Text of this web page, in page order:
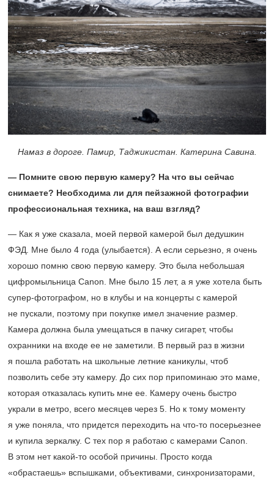
Намаз в дороге. Памир, Таджикистан. Катерина Савина.
— Помните свою первую камеру? На что вы сейчас
снимаете? Необходима ли для пейзажной фотографии
профессиональная техника, на ваш взгляд?
— Как я уже сказала, моей первой камерой был дедушкин
ФЭД. Мне было 4 года (улыбается). А если серьезно, я очень
хорошо помню свою первую камеру. Это была небольшая
цифромыльница Canon. Мне было 15 лет, а я уже хотела быть
супер-фотографом, но в клубы и на концерты с камерой
не пускали, поэтому при покупке имел значение размер.
Камера должна была умещаться в пачку сигарет, чтобы
охранники на входе ее не заметили. В первый раз в жизни
я пошла работать на школьные летние каникулы, чтоб
позволить себе эту камеру. До сих пор припоминаю это маме,
которая отказалась купить мне ее. Камеру очень быстро
украли в метро, всего месяцев через 5. Но к тому моменту
я уже поняла, что придется переходить на что-то посерьезнее
и купила зеркалку. С тех пор я работаю с камерами Canon.
В этом нет какой-то особой причины. Просто когда
«обрастаешь» вспышками, объективами, синхронизаторами,